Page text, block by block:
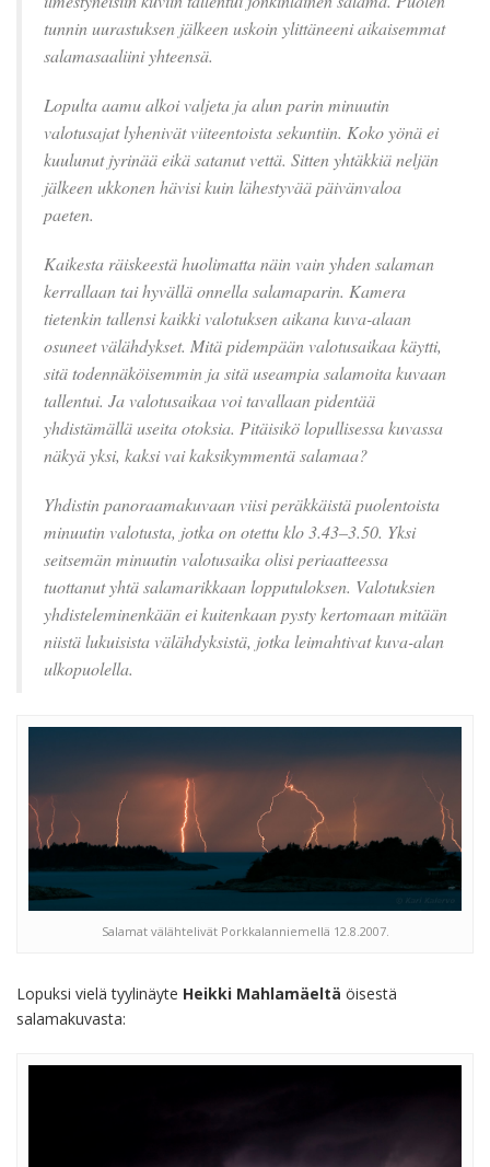
tunnin uurastuksen jälkeen uskoin ylittäneeni aikaisemmat
salamasaaliini yhteensä.
Lopulta aamu alkoi valjeta ja alun parin minuutin
valotusajat lyhenivät viiteentoista sekuntiin. Koko yönä ei
kuulunut jyrinää eikä satanut vettä. Sitten yhtäkkiä neljän
jälkeen ukkonen hävisi kuin lähestyvää päivänvaloa
paeten.
Kaikesta räiskeestä huolimatta näin vain yhden salaman
kerrallaan tai hyvällä onnella salamaparin. Kamera
tietenkin tallensi kaikki valotuksen aikana kuva-alaan
osuneet välähdykset. Mitä pidempään valotusaikaa käytti,
sitä todennäköisemmin ja sitä useampia salamoita kuvaan
tallentui. Ja valotusaikaa voi tavallaan pidentää
yhdistämällä useita otoksia. Pitäisikö lopullisessa kuvassa
näkyä yksi, kaksi vai kaksikymmentä salamaa?
Yhdistin panoraamakuvaan viisi peräkkäistä puolentoista
minuutin valotusta, jotka on otettu klo 3.43–3.50. Yksi
seitsemän minuutin valotusaika olisi periaatteessa
tuottanut yhtä salamarikkaan lopputuloksen. Valotuksien
yhdisteleminenkään ei kuitenkaan pysty kertomaan mitään
niistä lukuisista välähdyksistä, jotka leimahtivat kuva-alan
ulkopuolella.
Salamat välähtelivät Porkkalanniemellä 12.8.2007.
Lopuksi vielä tyylinäyte Heikki Mahlamäeltä öisestä
salamakuvasta: